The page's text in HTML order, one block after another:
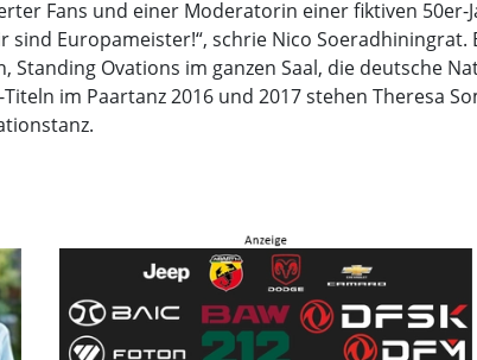
Fans und einer Moderatorin einer fiktiven 50er-
Europameister!“, schrie Nico
Standing Ovations im ganzen Saal, die deutsche
im Paartanz 2016 und 2017 stehen Theresa